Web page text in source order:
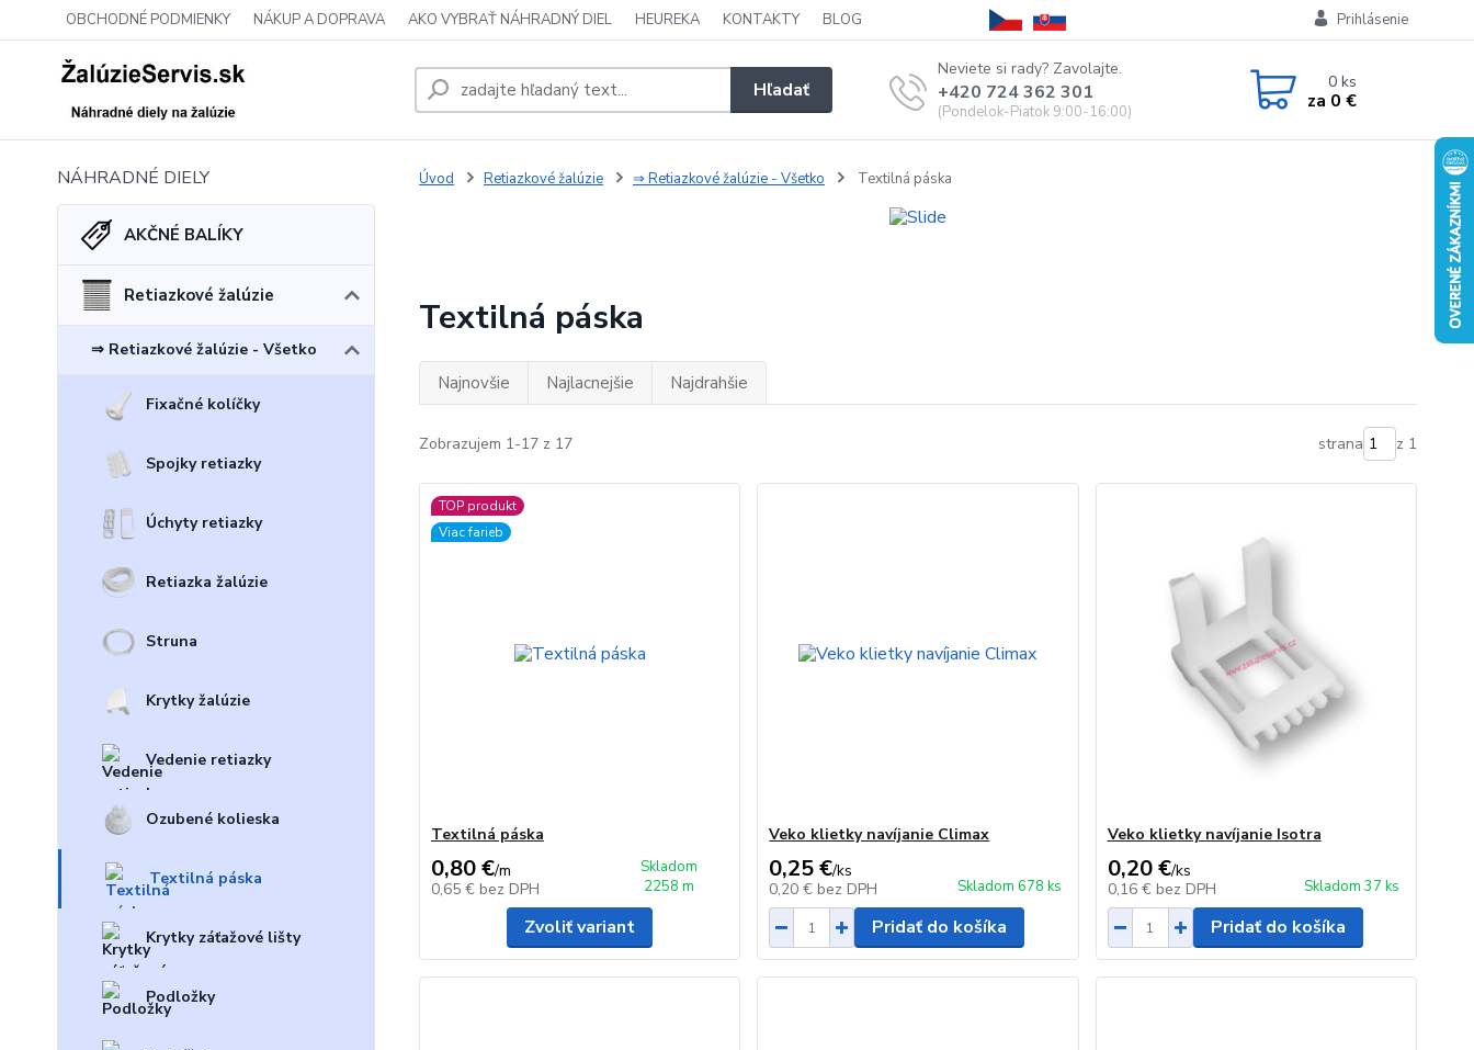
OBCHODNÉ PODMIENKY NÁKUP A DOPRAVA AKO VYBRAŤ NÁHRADNÝ DIEL HEUREKA KONTAKTY BLOG Prihlásenie
Hľadať
Neviete si rady? Zavolajte.
+420 724 362 301
(Pondelok-Piatok 9:00-16:00)
0ks
za 0 €
NÁHRADNÉ DIELY
AKČNÉ BALÍKY
Retiazkové žalúzie
⇒ Retiazkové žalúzie - Všetko
Fixačné kolíčky
Spojky retiazky
Úchyty retiazky
Retiazka žalúzie
Struna
Krytky žalúzie
Vedenie retiazky
Ozubené kolieska
Textilná páska
Krytky záťažové lišty
Podložky
Úvod Retiazkové žalúzie ⇒ Retiazkové žalúzie - Všetko Textilná páska
Textilná páska
Najnovšie Najlacnejšie Najdrahšie
Zobrazujem 1-17 z 17 strana z 1
TOP produkt
Viac farieb
Textilná páska
0,80 €/m
0,65 € bez DPH
Skladom
2258 m
Zvoliť variant
Veko klietky navíjanie Climax
0,25 €/ks
0,20 € bez DPH Skladom 678 ks
Pridať do košíka
Veko klietky navíjanie Isotra
0,20 €/ks
0,16 € bez DPH Skladom 37 ks
Pridať do košíka